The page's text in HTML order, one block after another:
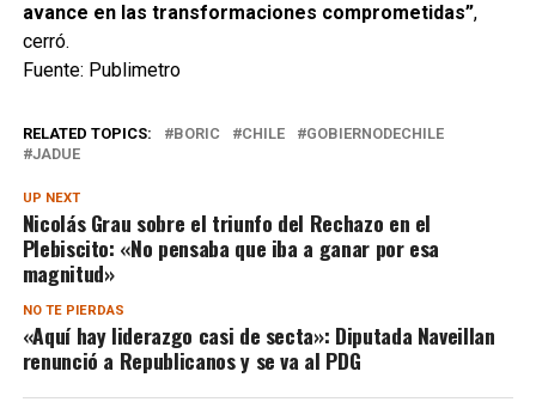
avance en las transformaciones comprometidas”,
cerró.
Fuente: Publimetro
RELATED TOPICS: BORIC CHILE
GOBIERNODECHILE
JADUE
UP NEXT
Nicolás Grau sobre el triunfo del Rechazo en el
Plebiscito: «No pensaba que iba a ganar por esa
magnitud»
NO TE PIERDAS
«Aquí hay liderazgo casi de secta»: Diputada Naveillan
renunció a Republicanos y se va al PDG